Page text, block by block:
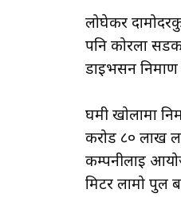
लोघेकर
पनि कोरला
डाइभर्सन
घमी खोलामा
करोड ८० लाख
कम्पनीलाई
मिटर लामो पुल